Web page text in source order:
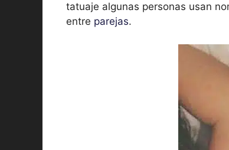
tatuaje algunas personas usan
entre parejas.